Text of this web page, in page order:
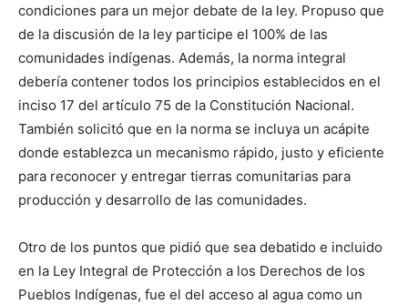
condiciones para un mejor debate de la ley. Propuso que
de la discusión de la ley participe el 100% de las
comunidades indígenas. Además, la norma integral
debería contener todos los principios establecidos en el
inciso 17 del artículo 75 de la Constitución Nacional.
También solicitó que en la norma se incluya un acápite
donde establezca un mecanismo rápido, justo y eficiente
para reconocer y entregar tierras comunitarias para
producción y desarrollo de las comunidades.
Otro de los puntos que pidió que sea debatido e incluido
en la Ley Integral de Protección a los Derechos de los
Pueblos Indígenas, fue el del acceso al agua como un